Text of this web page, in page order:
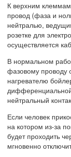
К верхним
провод (фаза и
нейтралью,
розетке для
осуществляется
В нормальном
фазовому проводу
нагревателю
нейтральный
Если человек
на котором из-за
будет проходить
мгновенно